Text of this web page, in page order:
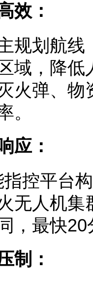
效：
规划航
域，降
火弹、
。
应：
控平台
无人机
，最快
制：